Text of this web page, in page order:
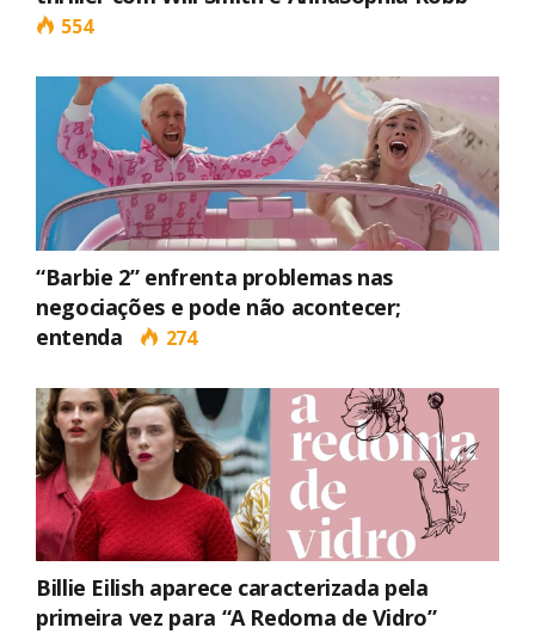
554
“Barbie 2” enfrenta problemas nas
negociações e pode não acontecer;
entenda
274
Billie Eilish aparece caracterizada pela
primeira vez para “A Redoma de Vidro”